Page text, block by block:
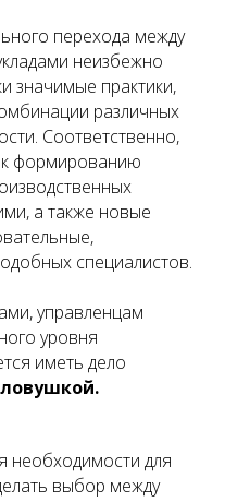
перехода между
неизбежно
значимые практики,
различных
Соответственно,
формированию
а также новые
специалистов.
управленцам
уровня
иметь дело
ловушкой.
необходимости для
выбор между